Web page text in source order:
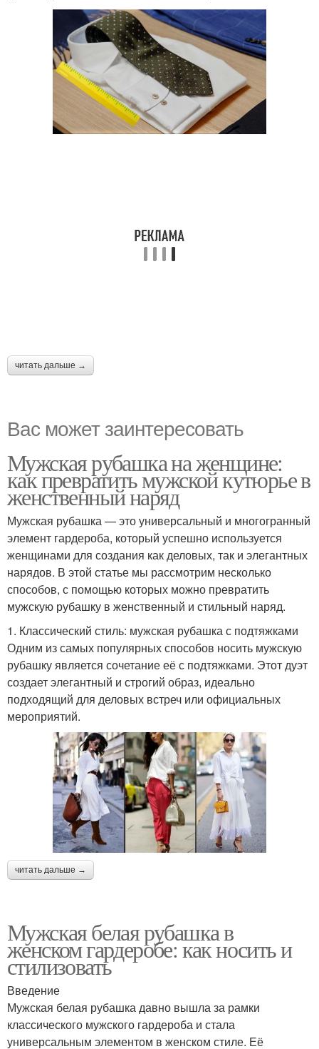
читать дальше →
Вас может заинтересовать
Мужская рубашка на женщине:
как превратить мужской кутюрье в
женственный наряд
Мужская рубашка — это универсальный и многогранный
элемент гардероба, который успешно используется
женщинами для создания как деловых, так и элегантных
нарядов. В этой статье мы рассмотрим несколько
способов, с помощью которых можно превратить
мужскую рубашку в женственный и стильный наряд.
1. Классический стиль: мужская рубашка с подтяжками
Одним из самых популярных способов носить мужскую
рубашку является сочетание её с подтяжками. Этот дуэт
создает элегантный и строгий образ, идеально
подходящий для деловых встреч или официальных
мероприятий.
читать дальше →
Мужская белая рубашка в
женском гардеробе: как носить и
стилизовать
Введение
Мужская белая рубашка давно вышла за рамки
классического мужского гардероба и стала
универсальным элементом в женском стиле. Её